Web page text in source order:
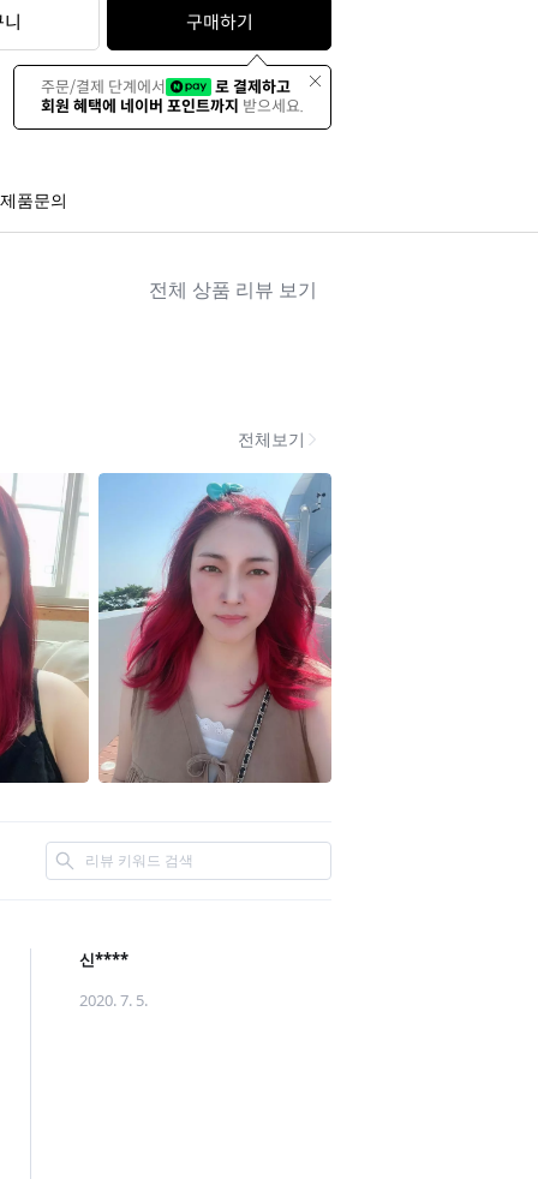
구매하기
주문/결제 단계에서
로 결제하고
회원 혜택에 네이버 포인트까지 받으세요.
제품문의